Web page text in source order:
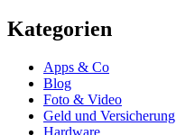
Kategorien
Apps & Co
Blog
Foto & Video
Geld und Versicherung
Hardware